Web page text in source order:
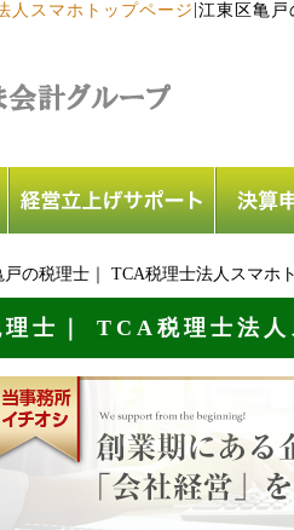
人スマホトップページ 江東区亀
戸の税理士｜ TCA税理士法人スマホ
士｜ TCA税理士法人